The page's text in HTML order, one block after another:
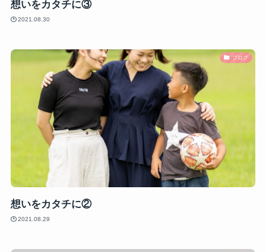
想いをカタチに③
2021.08.30
ブログ
想いをカタチに②
2021.08.29